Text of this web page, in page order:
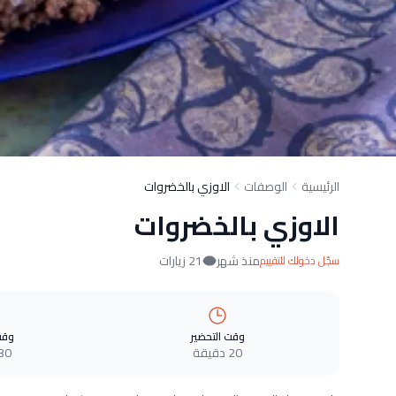
الرئيسية الوصفات الاوزي بالخضروات
الاوزي بالخضروات
سجّل دخولك للتقييممنذ شهر 21 زيارات
وقت التحضير
20 دقيقة 30